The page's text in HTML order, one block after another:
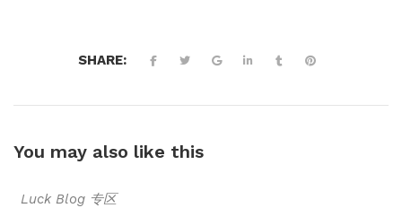
SHARE:
You may also like this
Luck Blog 专区